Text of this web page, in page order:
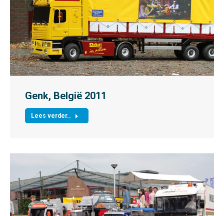
Genk, België 2011
Lees verder..